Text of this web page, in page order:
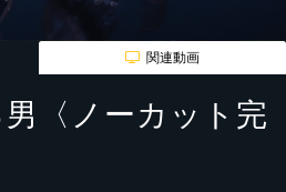
関連動画
〈ノーカット完